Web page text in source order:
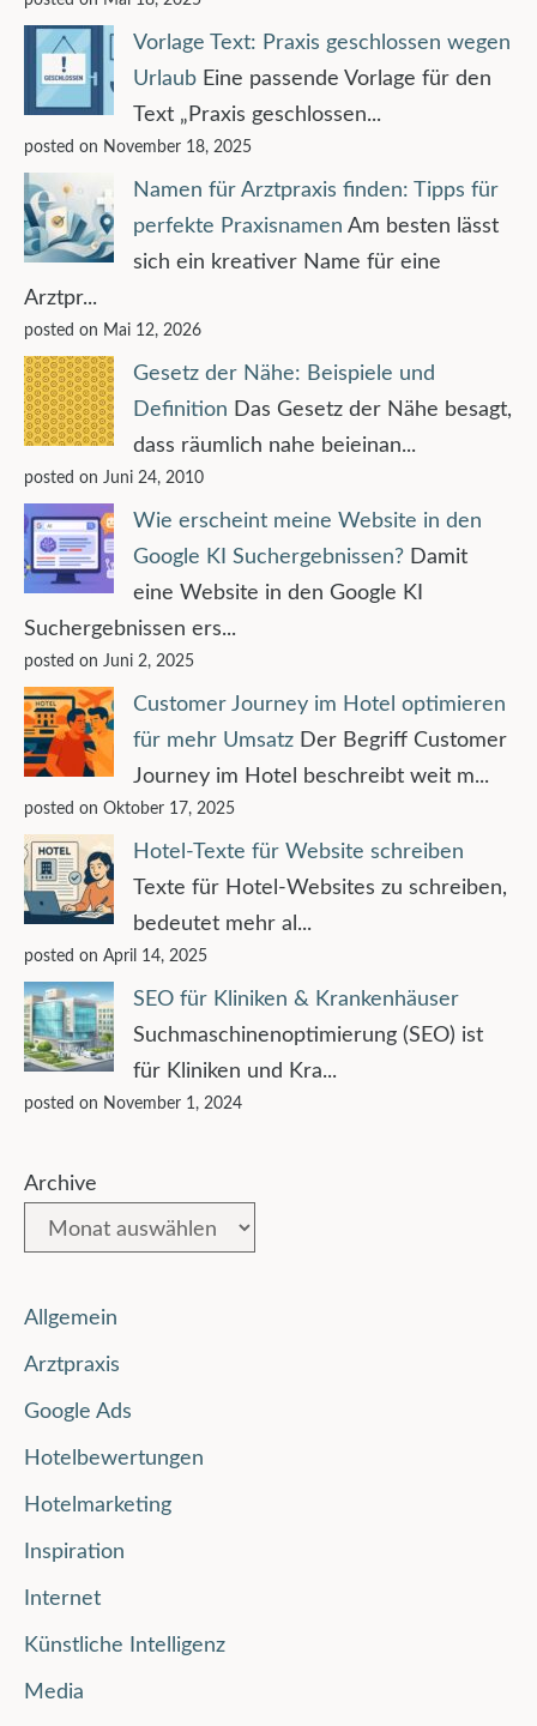
Vorlage Text: Praxis geschlossen wegen
Urlaub Eine passende Vorlage für den
Text „Praxis geschlossen...
posted on November 18, 2025
Namen für Arztpraxis finden: Tipps für
perfekte Praxisnamen Am besten lässt
sich ein kreativer Name für eine
Arztpr...
posted on Mai 12, 2026
Gesetz der Nähe: Beispiele und
Definition Das Gesetz der Nähe besagt,
dass räumlich nahe beieinan...
posted on Juni 24, 2010
Wie erscheint meine Website in den
Google KI Suchergebnissen? Damit
eine Website in den Google KI
Suchergebnissen ers...
posted on Juni 2, 2025
Customer Journey im Hotel optimieren
für mehr Umsatz Der Begriff Customer
Journey im Hotel beschreibt weit m...
posted on Oktober 17, 2025
Hotel-Texte für Website schreiben
Texte für Hotel-Websites zu schreiben,
bedeutet mehr al...
posted on April 14, 2025
SEO für Kliniken & Krankenhäuser
Suchmaschinenoptimierung (SEO) ist
für Kliniken und Kra...
posted on November 1, 2024
Archive
Allgemein
Arztpraxis
Google Ads
Hotelbewertungen
Hotelmarketing
Inspiration
Internet
Künstliche Intelligenz
Media